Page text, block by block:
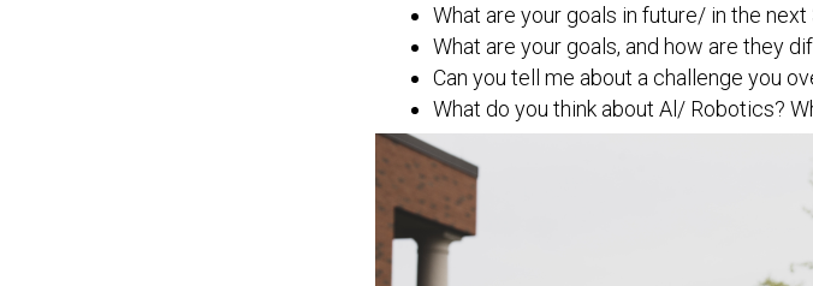
What are your goals in future/ in the next
What are your goals, and how are they
Can you tell me about a challenge you
What do you think about Al/ Robotics?